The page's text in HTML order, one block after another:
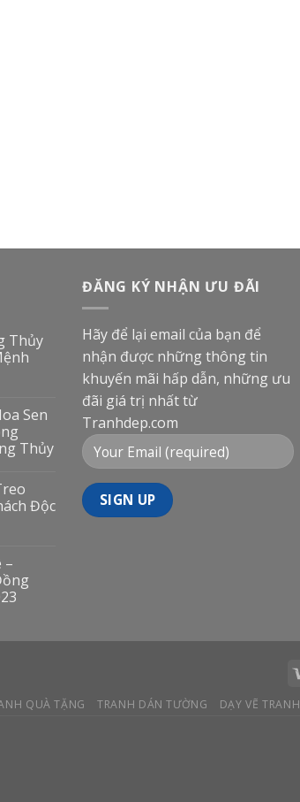
Thủy
Sen
Thủy
Độc
–
ĐĂNG KÝ NHẬN ƯU ĐÃI
Hãy để lại email của bạn để
nhận được những thông tin
khuyến mãi hấp dẫn, những ưu
đãi giá trị nhất từ
Tranhdep.com
QUÀ TẶNG TRANH DÁN TƯỜNG DẠY VẼ TRANH